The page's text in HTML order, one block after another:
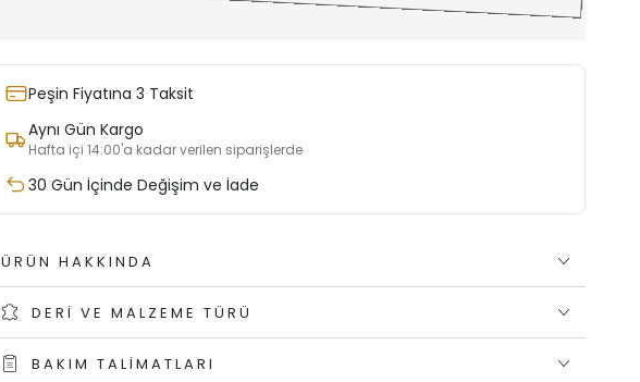
Peşin Fiyatına 3 Taksit
Aynı Gün Kargo
Hafta içi 14:00'a kadar verilen siparişlerde
30 Gün İçinde Değişim ve İade
ÜRÜN HAKKINDA
DERI VE MALZEME TÜRÜ
BAKIM TALIMATLARI